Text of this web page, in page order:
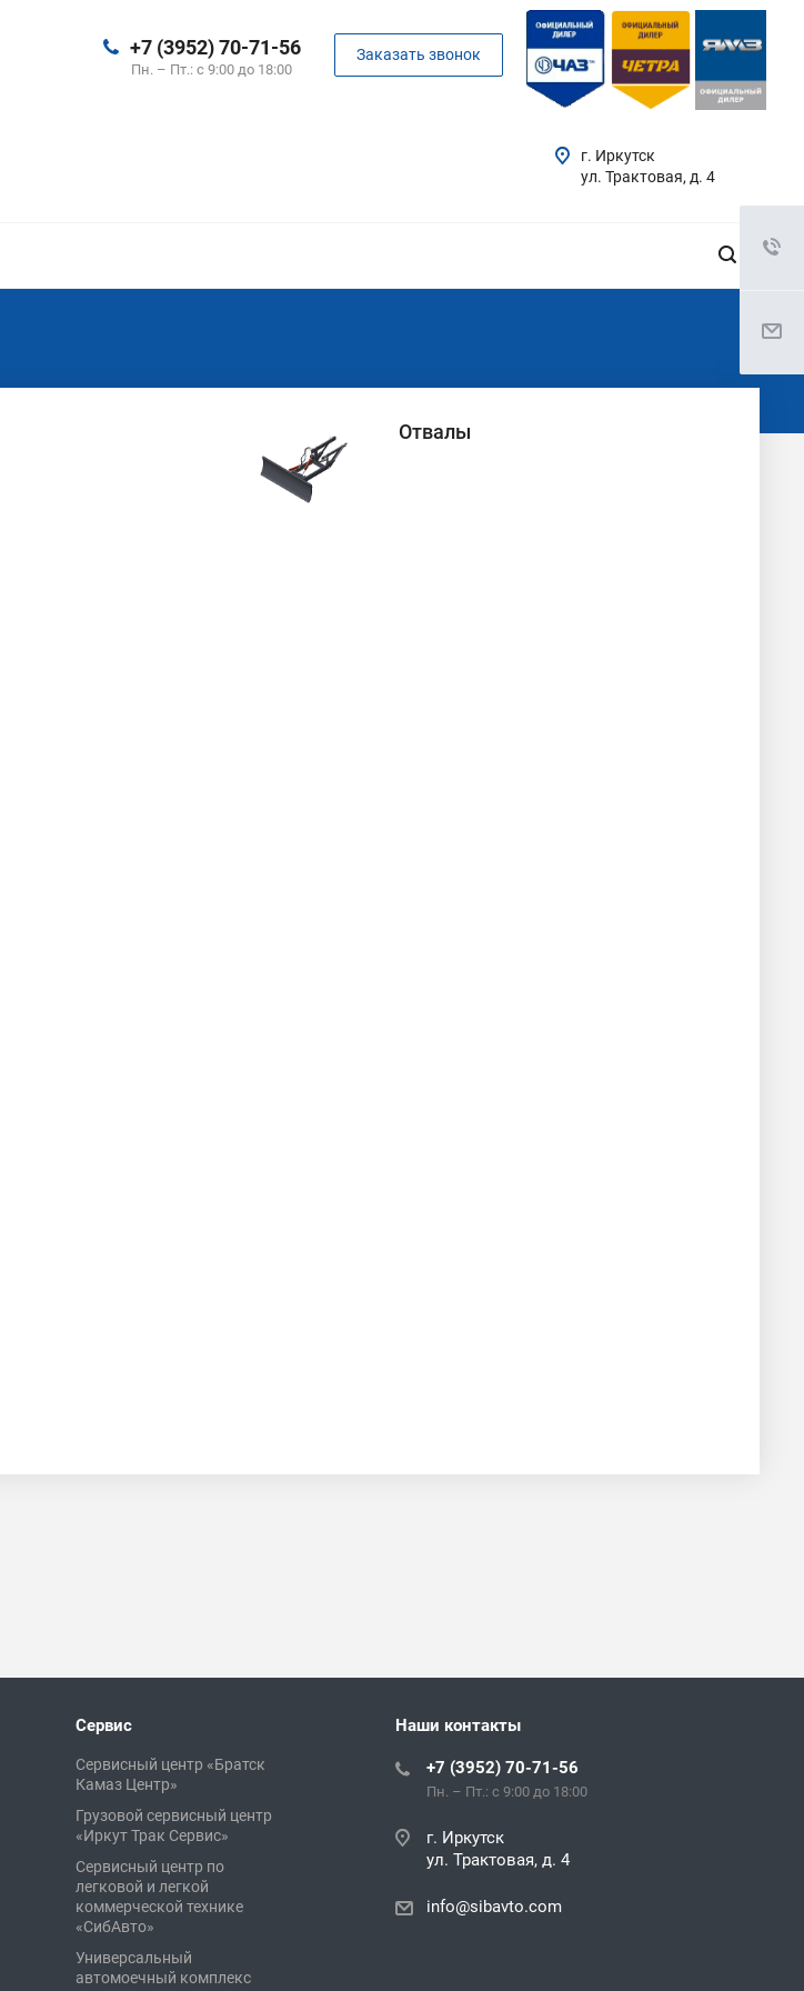
+7 (3952) 70-71-56
Пн. – Пт.: с 9:00 до 18:00
Заказать звонок
г. Иркутск
ул. Трактовая, д. 4
Отвалы
Сервис
Сервисный центр «Братск
Камаз Центр»
Грузовой сервисный центр
«Иркут Трак Сервис»
Сервисный центр по
легковой и легкой
коммерческой технике
«СибАвто»
Универсальный
автомоечный комплекс
Наши контакты
+7 (3952) 70-71-56
Пн. – Пт.: с 9:00 до 18:00
г. Иркутск
ул. Трактовая, д. 4
info@sibavto.com